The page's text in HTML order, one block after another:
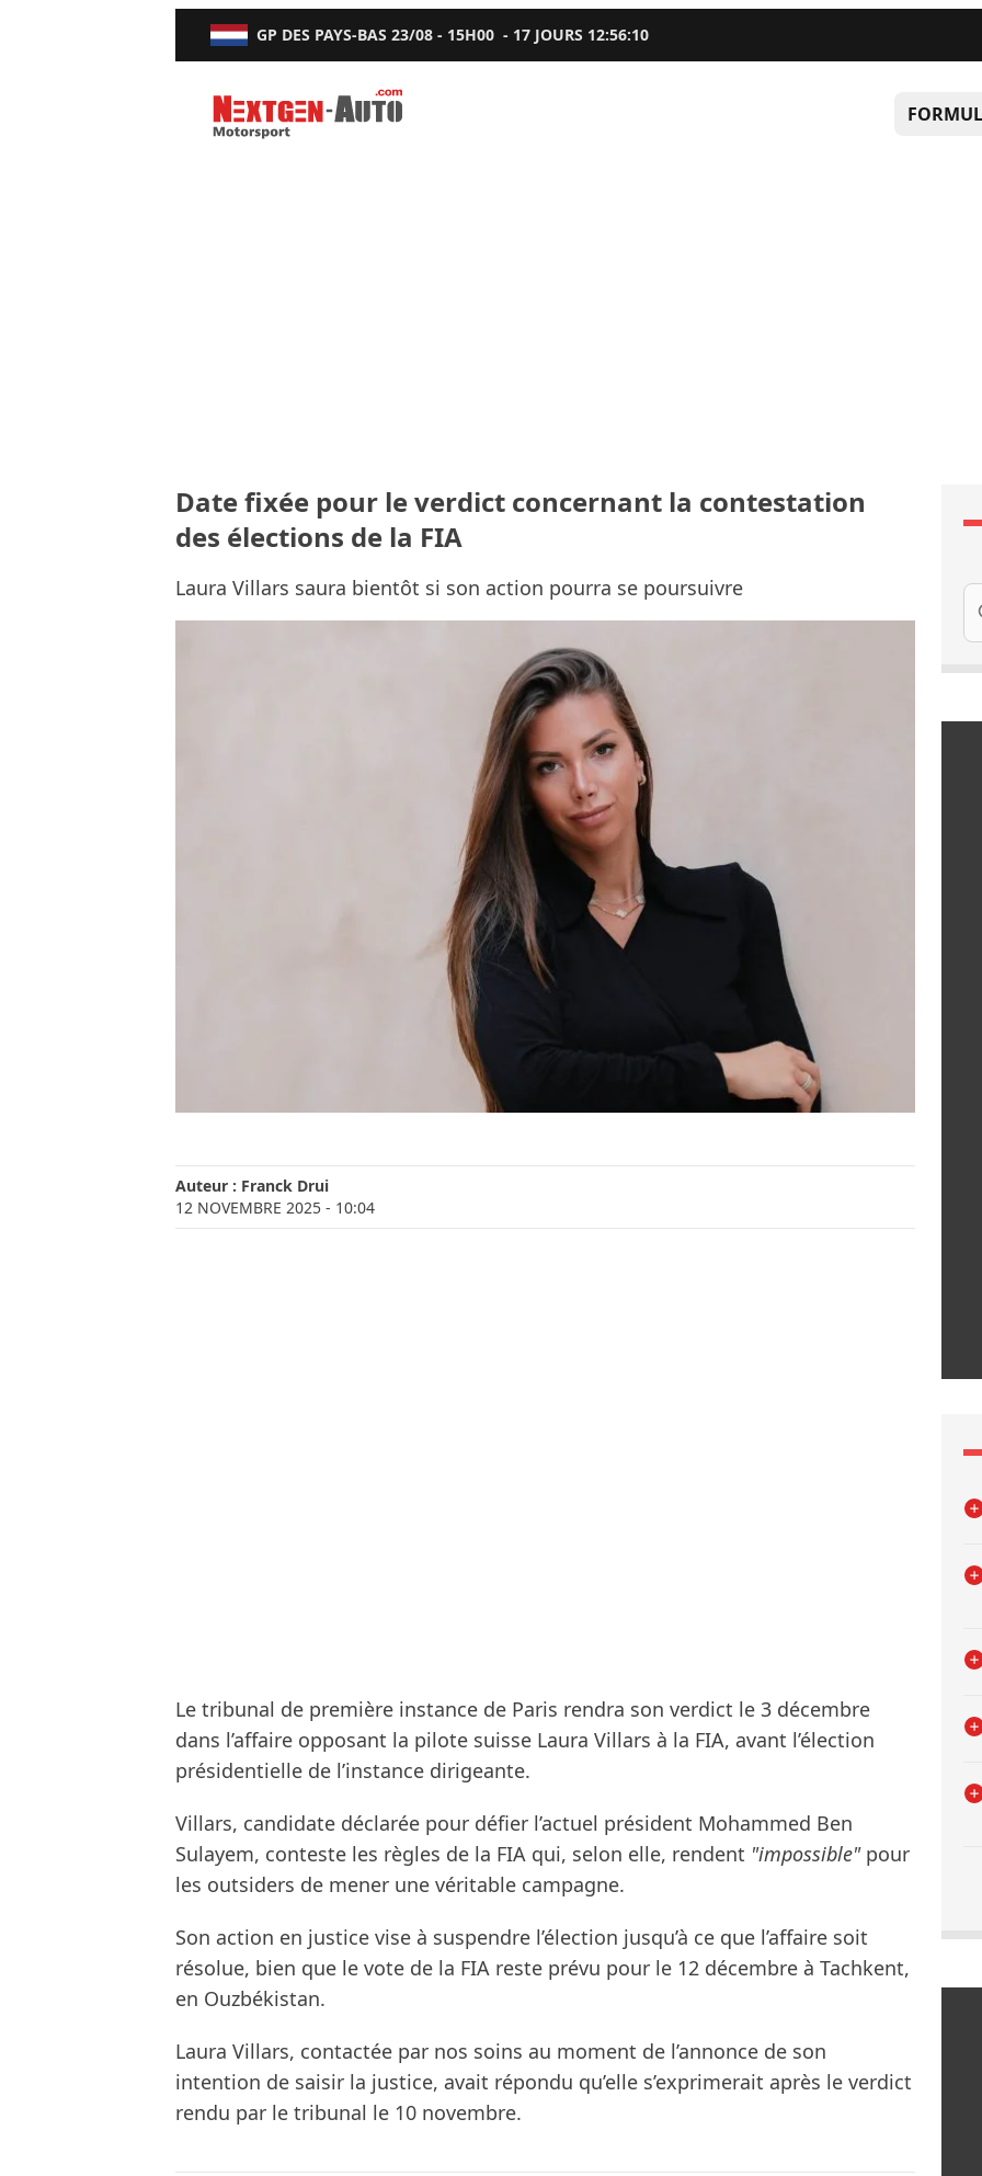
GP DES PAYS-BAS 23/08 - 15H00 - 17 JOURS 12:56:09
Nextgen-Auto.com
Date fixée pour le verdict concernant la contestation
des élections de la FIA
Laura Villars saura bientôt si son action pourra se poursuivre
Auteur : Franck Drui
12 NOVEMBRE 2025 - 10:04
Le tribunal de première instance de Paris rendra son verdict le 3 décembre
dans l’affaire opposant la pilote suisse Laura Villars à la FIA, avant l’élection
présidentielle de l’instance dirigeante.
Villars, candidate déclarée pour défier l’actuel président Mohammed Ben
Sulayem, conteste les règles de la FIA qui, selon elle, rendent "impossible"pour
les outsiders de mener une véritable campagne.
Son action en justice vise à suspendre l’élection jusqu’à ce que l’affaire soit
résolue, bien que le vote de la FIA reste prévu pour le 12 décembre à Tachkent,
en Ouzbékistan.
Laura Villars, contactée par nos soins au moment de l’annonce de son
intention de saisir la justice, avait répondu qu’elle s’exprimerait après le verdict
rendu par le tribunal le 10 novembre.